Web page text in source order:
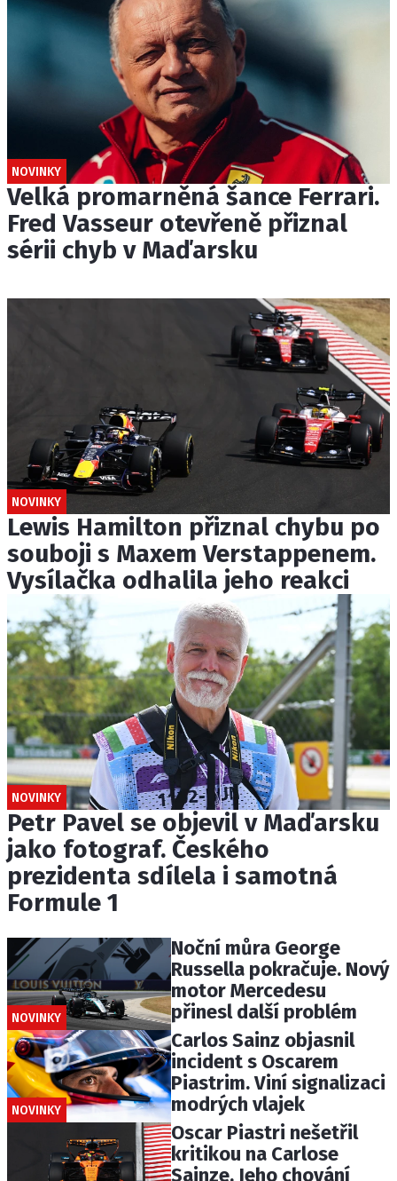
NOVINKY
Velká promarněná šance Ferrari.
Fred Vasseur otevřeně přiznal
sérii chyb v Maďarsku
NOVINKY
Lewis Hamilton přiznal chybu po
souboji s Maxem Verstappenem.
Vysílačka odhalila jeho reakci
NOVINKY
Petr Pavel se objevil v Maďarsku
jako fotograf. Českého
prezidenta sdílela i samotná
Formule 1
NOVINKY
Noční můra George
Russella pokračuje. Nový
motor Mercedesu
přinesl další problém
NOVINKY
Carlos Sainz objasnil
incident s Oscarem
Piastrim. Viní signalizaci
modrých vlajek
Oscar Piastri nešetřil
kritikou na Carlose
Sainze. Jeho chování